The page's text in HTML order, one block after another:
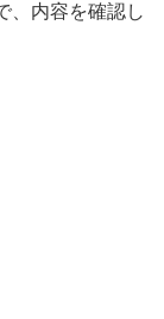
、内容を確認し